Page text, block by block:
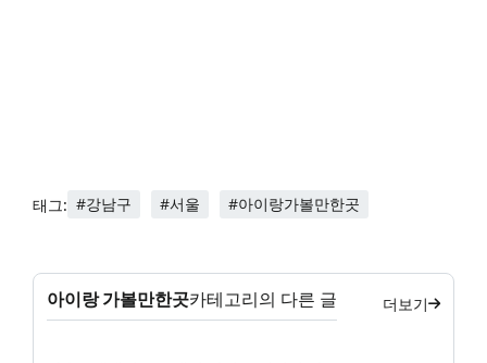
태그: #강남구 #서울 #아이랑가볼만한곳
아이랑 가볼만한곳카테고리의 다른 글 더보기